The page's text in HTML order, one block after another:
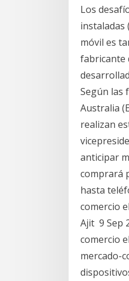
Los
instaladas
móvil es
fabricante
Según las
Australia
realizan
anticipar
comprará
hasta
comercio
Ajit 9 Sep
comercio
mercado-